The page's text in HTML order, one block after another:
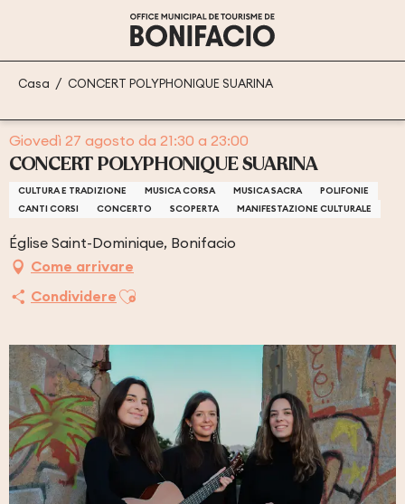
principal
Casa CONCERT POLYPHONIQUE SUARINA
Giovedì 27 agosto da 21:30 a 23:00
CONCERT POLYPHONIQUE SUARINA
CULTURA E TRADIZIONE MUSICA CORSA MUSICA SACRA
POLIFONIE
CANTI CORSI
CONCERTO SCOPERTA MANIFESTAZIONE CULTURALE
Église Saint-Dominique, Bonifacio
Come arrivare
Condividere Ajouter aux favoris